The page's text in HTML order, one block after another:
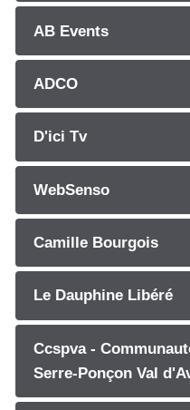
AB Events
ADCO
D'ici Tv
WebSenso
Camille Bourgois
Le Dauphine Libéré
Ccspva -
Serre-Ponçon Val